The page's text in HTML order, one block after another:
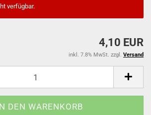
verfügbar.
4,10 EUR
inkl. 7.8% MwSt. zzgl. Versand